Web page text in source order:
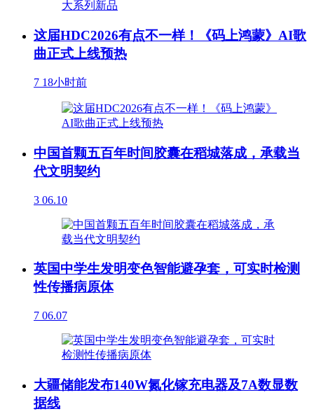
这届HDC2026有点不一样！《码上鸿蒙》AI歌
曲正式上线预热
7 18小时前
中国首颗五百年时间胶囊在稻城落成，承载当
代文明契约
3 06.10
英国中学生发明变色智能避孕套，可实时检测
性传播病原体
7 06.07
大疆储能发布140W氮化镓充电器及7A数显数
据线